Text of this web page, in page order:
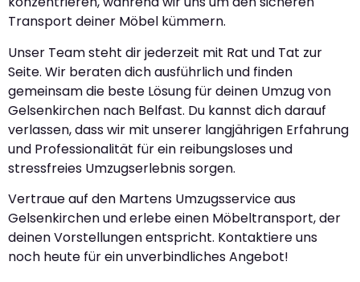
Transport deiner Möbel kümmern.
Unser Team steht dir jederzeit mit Rat und Tat zur
Seite. Wir beraten dich ausführlich und finden
gemeinsam die beste Lösung für deinen Umzug von
Gelsenkirchen nach Belfast. Du kannst dich darauf
verlassen, dass wir mit unserer langjährigen Erfahrung
und Professionalität für ein reibungsloses und
stressfreies Umzugserlebnis sorgen.
Vertraue auf den Martens Umzugsservice aus
Gelsenkirchen und erlebe einen Möbeltransport, der
deinen Vorstellungen entspricht. Kontaktiere uns
noch heute für ein unverbindliches Angebot!